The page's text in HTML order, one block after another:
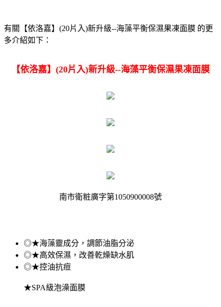
有關【依洛嘉】(20片入)新升級--海藻平衡保濕果凍面膜 的更
多介紹如下：
【依洛嘉】(20片入)新升級--海藻平衡保濕果凍面膜
南市衛粧廣字第1050900008號
◎★海藻靈成分，調節油脂分泌
◎★高效保濕，改善乾燥缺水肌
◎★控油抗痘
★SPA級泡澡面膜